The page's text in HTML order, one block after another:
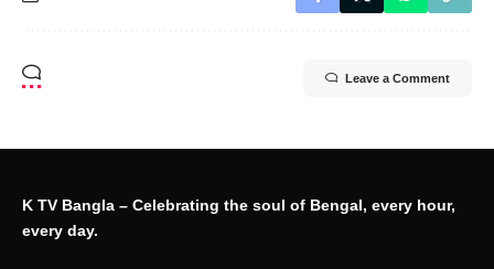
Leave a Comment
K TV Bangla – Celebrating the soul of Bengal, every hour,
every day.